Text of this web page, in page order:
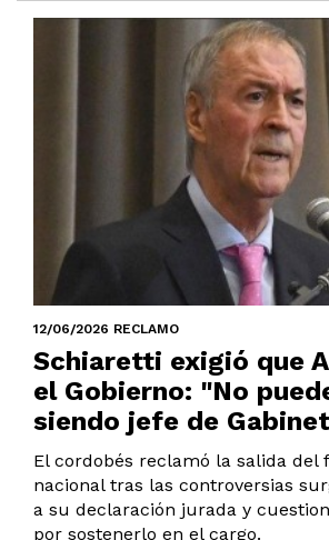
12/06/2026 RECLAMO
Schiaretti exigió que
el Gobierno: "No
siendo jefe de
El cordobés reclamó la salida del
nacional tras las controversias
a su declaración jurada y
por sostenerlo en el cargo.